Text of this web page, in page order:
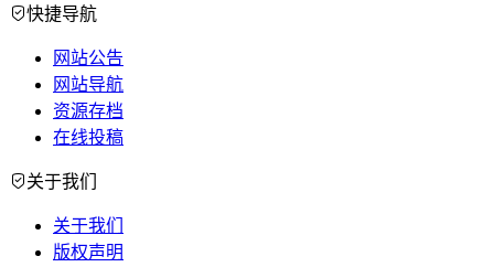
快捷导航
网站公告
网站导航
资源存档
在线投稿
关于我们
关于我们
版权声明